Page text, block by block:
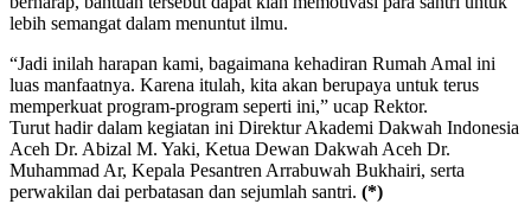
lebih semangat dalam menuntut ilmu.
“Jadi inilah harapan kami, bagaimana kehadiran Rumah Amal ini
luas manfaatnya. Karena itulah, kita akan berupaya untuk terus
memperkuat program-program seperti ini,” ucap Rektor.
Turut hadir dalam kegiatan ini Direktur Akademi Dakwah Indonesia
Aceh Dr. Abizal M. Yaki, Ketua Dewan Dakwah Aceh Dr.
Muhammad Ar, Kepala Pesantren Arrabuwah Bukhairi, serta
perwakilan dai perbatasan dan sejumlah santri. (*)